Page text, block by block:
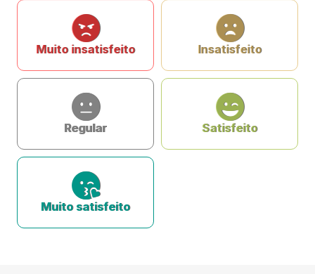
Muito insatisfeito Insatisfeito
Regular Satisfeito
Muito satisfeito